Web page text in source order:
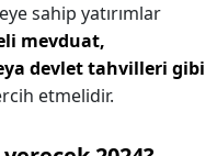
sahip yatırımlar
mevduat,
devlet tahvilleri gibi
etmelidir.